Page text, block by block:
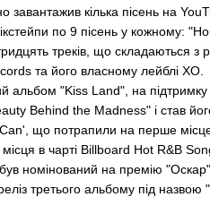
завантажив кілька пісень на
по 9 пісень у кожному:
треків, що складаються
та його власному лейблі XO.
альбом "Kiss Land", на
Behind the Madness" і став
що потрапили на перше
в чарті Billboard Hot R&B
номінований на премію "Оскар".
третього альбому під